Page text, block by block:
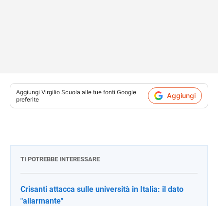
Aggiungi Virgilio Scuola alle tue fonti Google
preferite
Aggiungi
TI POTREBBE INTERESSARE
Crisanti attacca sulle università in Italia: il dato
"allarmante"